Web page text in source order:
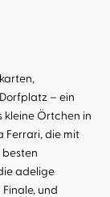
– ein
kleine Örtchen in
Ferrari, die mit
besten
adelige
und